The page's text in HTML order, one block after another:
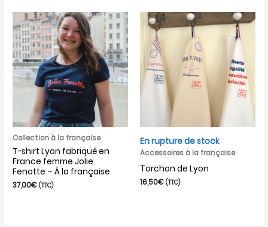
Collection à la française
T-shirt Lyon fabriqué en
France femme Jolie
Fenotte – À la française
37,00€ (TTC)
En rupture de stock
Accessoires à la française
Torchon de Lyon
16,50€ (TTC)